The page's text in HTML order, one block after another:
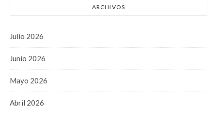
ARCHIVOS
Julio 2026
Junio 2026
Mayo 2026
Abril 2026